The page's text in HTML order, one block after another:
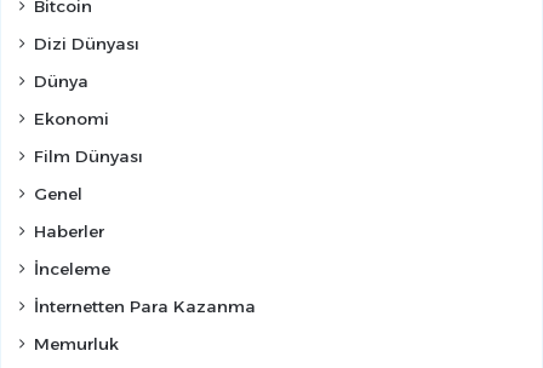
Bitcoin
Dizi Dünyası
Dünya
Ekonomi
Film Dünyası
Genel
Haberler
İnceleme
İnternetten Para Kazanma
Memurluk